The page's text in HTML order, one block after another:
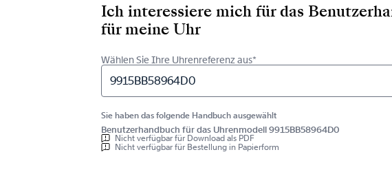
Ich interessiere mich für das
für meine Uhr
Wählen Sie Ihre Uhrenreferenz aus*
9915BB58964D0
Sie haben das folgende Handbuch ausgewählt
Benutzerhandbuch für das Uhrenmodell 9915BB58964D0
Nicht verfügbar für Download als PDF
Nicht verfügbar für Bestellung in Papierform